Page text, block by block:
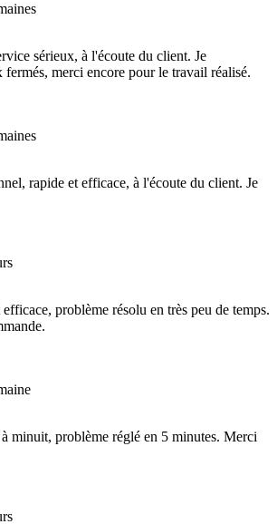
sérieux, à l'écoute du client. Je
fermés, merci encore pour le travail réalisé.
rapide et efficace, à l'écoute du client. Je
problème résolu en très peu de temps.
minuit, problème réglé en 5 minutes. Merci